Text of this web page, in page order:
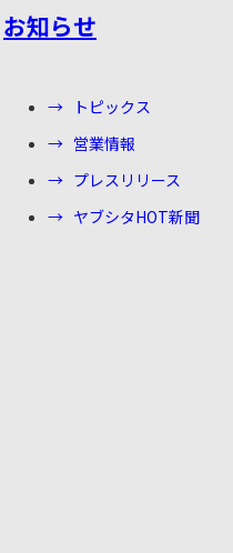
お知らせ
トピックス
営業情報
プレスリリース
ヤブシタHOT新聞